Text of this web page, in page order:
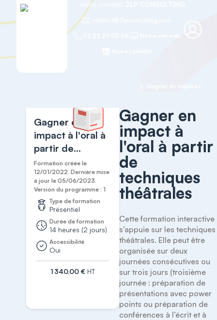
Votre contact
Gagner en
impact à l'oral à
partir de
techniques
théâtrales
Formation créée le
12/01/2022. Dernière mise
à jour le 05/06/2023.
Version du programme : 1
Type de formation
Présentiel
Durée de formation
14 heures (2 jours)
Accessibilité
Oui
1 340,00 € HT
Gagner en
impact à
l'oral à partir
de
techniques
théâtrales
Cette formation interactive
s’appuie sur les techniques
théâtrales. Elle peut être
organisée sur deux
journées consécutives ou
sur trois jours (troisième
journée : préparation de
présentations avec power
points ou préparation de
conférences à l’écrit et à